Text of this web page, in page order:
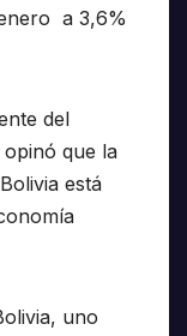
a 3,6%
del
que la
está
uno